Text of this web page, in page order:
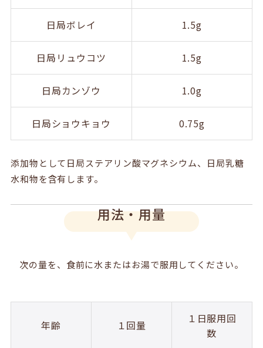
日局ボレイ 1.5g
日局リュウコツ 1.5g
日局カンゾウ 1.0g
日局ショウキョウ 0.75g
添加物として日局ステアリン酸マグネシウム、日局乳糖
水和物を含有します。
用法・用量
次の量を、食前に水またはお湯で服用してください。
年齢 １回量
１日服用回
数